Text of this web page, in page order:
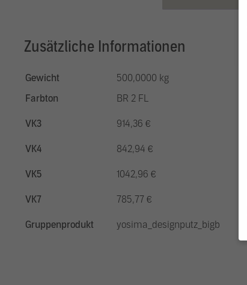
Zusätzliche Informationen
Gewicht
500,0000 kg
Farbton
BR 2 FL
VK3 914,36 €
VK4 842,94 €
VK5 1042,96 €
VK7 785,77 €
Gruppenprodukt yosima_designputz_bigb